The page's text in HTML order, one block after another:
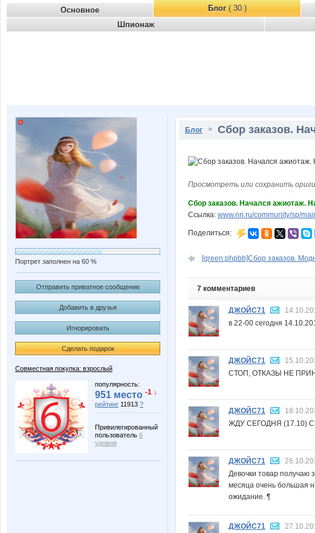
Основное Блог( 30 )
Шпионаж
Портрет заполнен на 60 %
Отправить приватное сообщение
Добавить в друзья
Игнорировать
Сделать подарок
Совместная покупка: взрослый
популярность:
951 место -1 ↓
рейтинг 11913 ?
Привилегированный
пользователь 6
уровня
Блог > Сбор заказов.
Просмотреть или сохранить
Сбор заказов. Начался ажиотаж.
Ссылка: www.nn.ru/community/sp/
Поделиться:
[green:phpbb]Сбор заказов.
7 комментариев
ДЖОЙС71
в 22-00 сегодня
ДЖОЙС71
СТОП, ОТКАЗЫ НЕ
ДЖОЙС71
ЖДУ СЕГОДНЯ (17.10)
ДЖОЙС71
Девочки товар получаю
месяца очень большая
ожидание. ¶
ДЖОЙС71